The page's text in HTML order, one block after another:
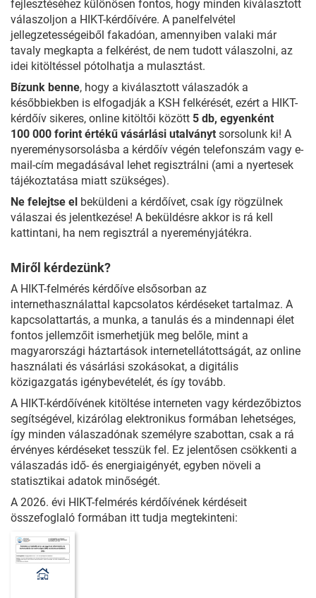
fejlesztéséhez különösen fontos, hogy minden kiválasztott
válaszoljon a HIKT-kérdőívére. A panelfelvétel
jellegzetességeiből fakadóan, amennyiben valaki már
tavaly megkapta a felkérést, de nem tudott válaszolni, az
idei kitöltéssel pótolhatja a mulasztást.
Bízunk benne, hogy a kiválasztott válaszadók a
későbbiekben is elfogadják a KSH felkérését, ezért a HIKT-
kérdőív sikeres, online kitöltői között 5 db, egyenként
100 000 forint értékű vásárlási utalványt sorsolunk ki! A
nyereménysorsolásba a kérdőív végén telefonszám vagy e-
mail-cím megadásával lehet regisztrálni (ami a nyertesek
tájékoztatása miatt szükséges).
Ne felejtse el beküldeni a kérdőívet, csak így rögzülnek
válaszai és jelentkezése! A beküldésre akkor is rá kell
kattintani, ha nem regisztrál a nyereményjátékra.
Miről kérdezünk?
A HIKT-felmérés kérdőíve elsősorban az
internethasználattal kapcsolatos kérdéseket tartalmaz. A
kapcsolattartás, a munka, a tanulás és a mindennapi élet
fontos jellemzőit ismerhetjük meg belőle, mint a
magyarországi háztartások internetellátottságát, az online
használati és vásárlási szokásokat, a digitális
közigazgatás igénybevételét, és így tovább.
A HIKT-kérdőívének kitöltése interneten vagy kérdezőbiztos
segítségével, kizárólag elektronikus formában lehetséges,
így minden válaszadónak személyre szabottan, csak a rá
érvényes kérdéseket tesszük fel. Ez jelentősen csökkenti a
válaszadás idő- és energiaigényét, egyben növeli a
statisztikai adatok minőségét.
A 2026. évi HIKT-felmérés kérdőívének kérdéseit
összefoglaló formában itt tudja megtekinteni: